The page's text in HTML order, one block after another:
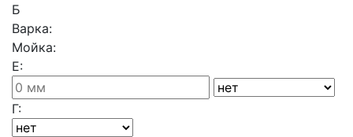
Б
Варка:
Мойка:
Е:
Г: